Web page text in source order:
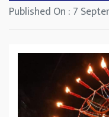
Published On : 7